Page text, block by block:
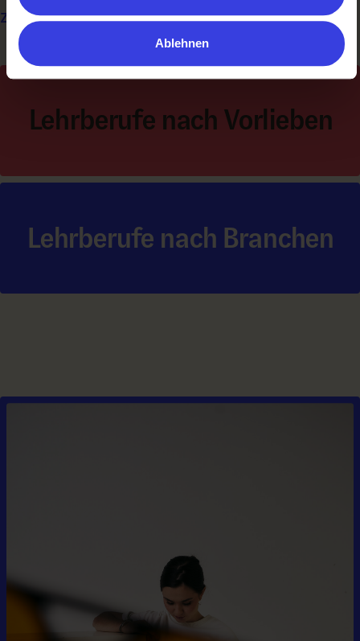
Ablehnen
zu:
Lehrberufe nach Vorlieben
Lehrberufe nach Branchen